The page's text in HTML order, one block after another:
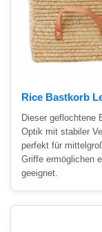
Rice Bastkorb
Dieser geflochtene
Optik mit stabiler
perfekt für
Griffe ermöglichen
geeignet.